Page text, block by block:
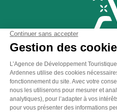
Plan du site - Politique de
Éditer mes
Made with by